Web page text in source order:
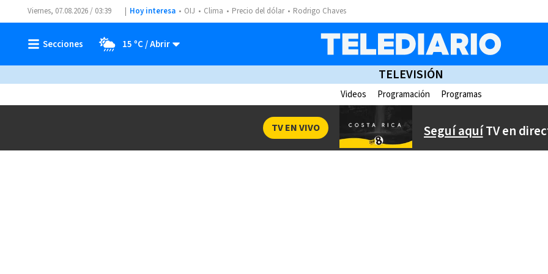
Viernes, 07.08.2026 / 03:39 Hoy interesa OIJ Clima Precio del dólar Rodrigo Chaves
15 ºC
TELEVISIÓN
Videos Programación Programas
Seguí aquíTV en
TV EN VIVO